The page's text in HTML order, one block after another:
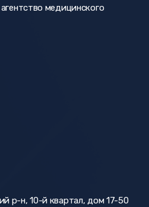
медицинского
р-н, 10-й квартал, дом 17-50